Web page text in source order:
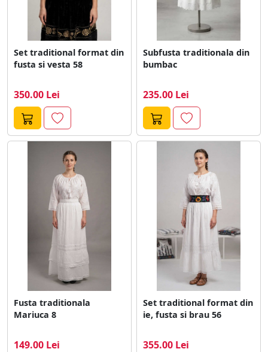
Set traditional format din
fusta si vesta 58
350.00 Lei
Subfusta traditionala din
bumbac
235.00 Lei
Fusta traditionala
Mariuca 8
149.00 Lei
Set traditional format din
ie, fusta si brau 56
355.00 Lei